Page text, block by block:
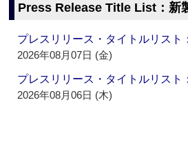
Press Release Title List：新
プレスリリース・タイトルリス
2026年08月07日 (金)
プレスリリース・タイトルリス
2026年08月06日 (木)